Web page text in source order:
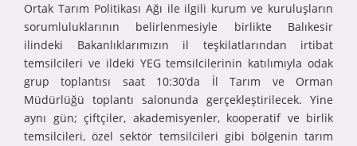
Ortak Tarım Politikası Ağı ile ilgili kurum ve kuruluşların
sorumluluklarının belirlenmesiyle birlikte Balıkesir
ilindeki Bakanlıklarımızın il teşkilatlarından irtibat
temsilcileri ve ildeki YEG temsilcilerinin katılımıyla odak
grup toplantısı saat 10:30’da İl Tarım ve Orman
Müdürlüğü toplantı salonunda gerçekleştirilecek. Yine
aynı gün; çiftçiler, akademisyenler, kooperatif ve birlik
temsilcileri, özel sektör temsilcileri gibi bölgenin tarım